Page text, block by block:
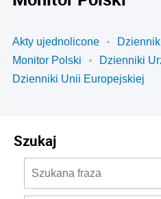
Akty ujednolicone
Monitor Polski
Dzienniki
Dzienniki Unii Europejskiej
Szukaj